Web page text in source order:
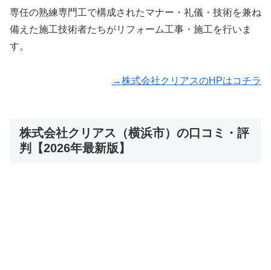
専任の熟練専門工で構成されたマナー・礼儀・技術を兼ね
備えた施工技術者たちがリフォーム工事・施工を行いま
す。
→株式会社クリアスのHPはコチラ
株式会社クリアス（横浜市）の口コミ・評
判【2026年最新版】